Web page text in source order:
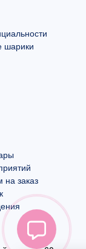
шарики
на заказ